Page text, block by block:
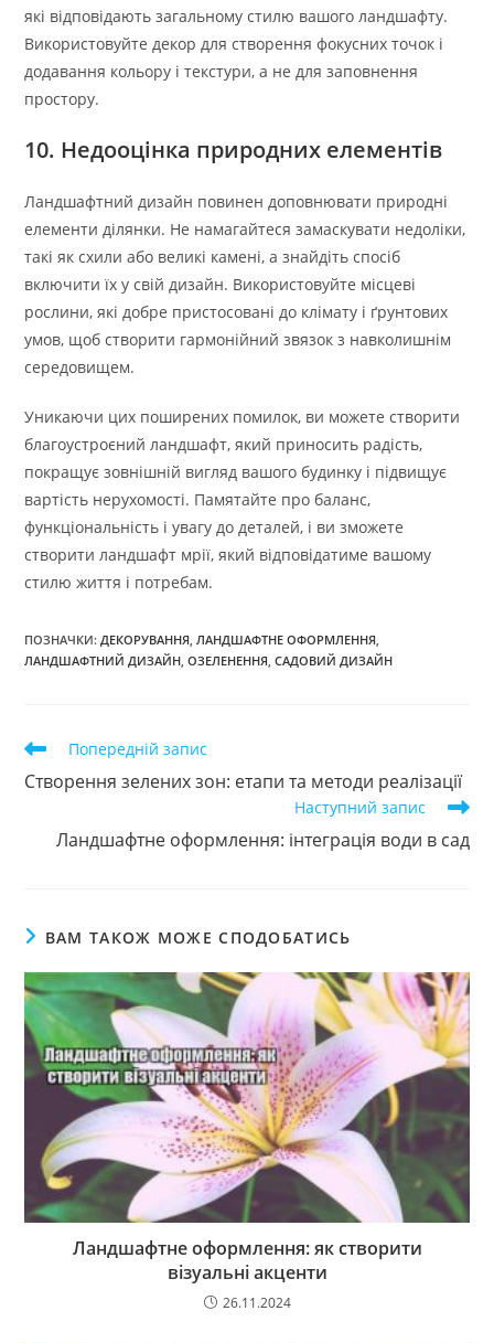
які відповідають загальному стилю вашого ландшафту.
Використовуйте декор для створення фокусних точок і
додавання кольору і текстури, а не для заповнення
простору.
10. Недооцінка природних елементів
Ландшафтний дизайн повинен доповнювати природні
елементи ділянки. Не намагайтеся замаскувати недоліки,
такі як схили або великі камені, а знайдіть спосіб
включити їх у свій дизайн. Використовуйте місцеві
рослини, які добре пристосовані до клімату і ґрунтових
умов, щоб створити гармонійний звязок з навколишнім
середовищем.
Уникаючи цих поширених помилок, ви можете створити
благоустроєний ландшафт, який приносить радість,
покращує зовнішній вигляд вашого будинку і підвищує
вартість нерухомості. Памятайте про баланс,
функціональність і увагу до деталей, і ви зможете
створити ландшафт мрії, який відповідатиме вашому
стилю життя і потребам.
ПОЗНАЧКИ:ДЕКОРУВАННЯ, ЛАНДШАФТНЕ ОФОРМЛЕННЯ,
ЛАНДШАФТНИЙ ДИЗАЙН, ОЗЕЛЕНЕННЯ, САДОВИЙ ДИЗАЙН
Прочитати
статей
Попередній запис
Створення зелених зон: етапи та методи реалізації
Наступний запис
Ландшафтне оформлення: інтеграція води в сад
ВАМ ТАКОЖ МОЖЕ СПОДОБАТИСЬ
Ландшафтне оформлення: як створити
візуальні акценти
26.11.2024